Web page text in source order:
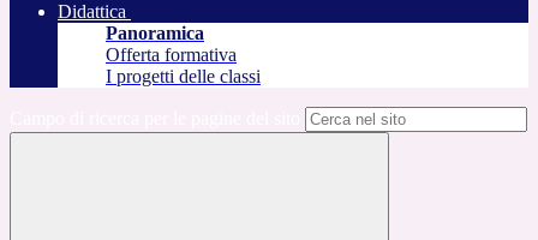
Didattica
Panoramica
Offerta formativa
I progetti delle classi